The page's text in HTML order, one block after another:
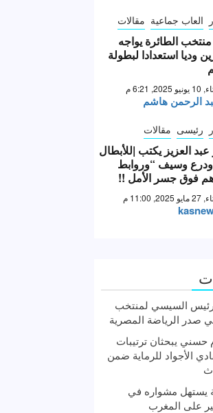
العاب جماعية مقالات
الطائرة يواجه
وديا استعدادا لبطولة
6:21 م
الرحمن هاشم
رئيسى مقالات
العزيز يكتب |للأبطال
وسيف “وروابط
فوق جسر الأمل !!
11:00 م
السيسي لمنتخب
صدر الرياضة المصرية
يبحثان ترتيبات
الأجواد للرماية ضمن
يستهل مشواره في
على المغرب